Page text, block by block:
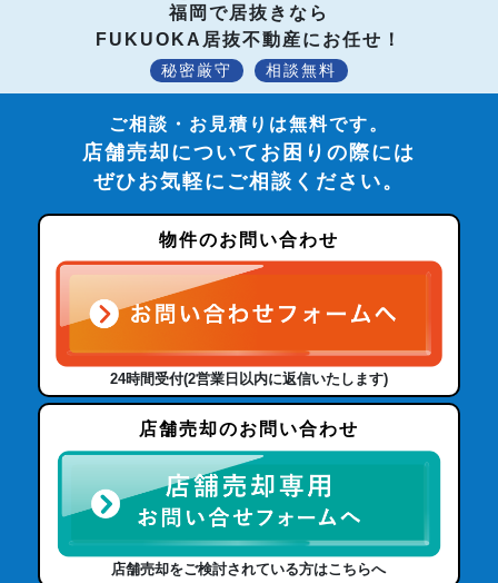
福岡で居抜きなら
FUKUOKA居抜不動産にお任せ！
秘密厳守 相談無料
ご相談・お見積りは無料です。
店舗売却についてお困りの際には
ぜひお気軽にご相談ください。
物件のお問い合わせ
24時間受付(2営業日以内に返信いたします)
店舗売却のお問い合わせ
店舗売却をご検討されている方はこちらへ